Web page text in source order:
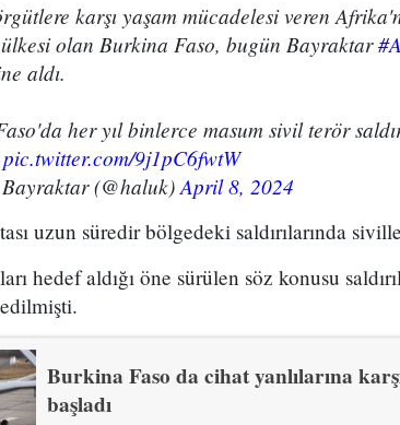
karşı yaşam mücadelesi veren
olan Burkina Faso, bugün Bayraktar
aldı.
her yıl binlerce masum sivil terör
pic.twitter.com/9j1pC6fwtW
(@haluk)April 8, 2024
uzun süredir bölgedeki saldırılarında
hedef aldığı öne sürülen söz konusu
Burkina Faso da cihat yanlılarına
başladı